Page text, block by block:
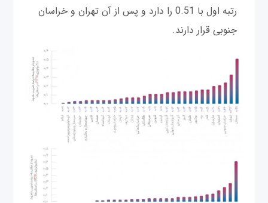
رتبه اول با 0.51 را دارد و پس از آن تهران و خراسان
جنوبی قرار دارند.